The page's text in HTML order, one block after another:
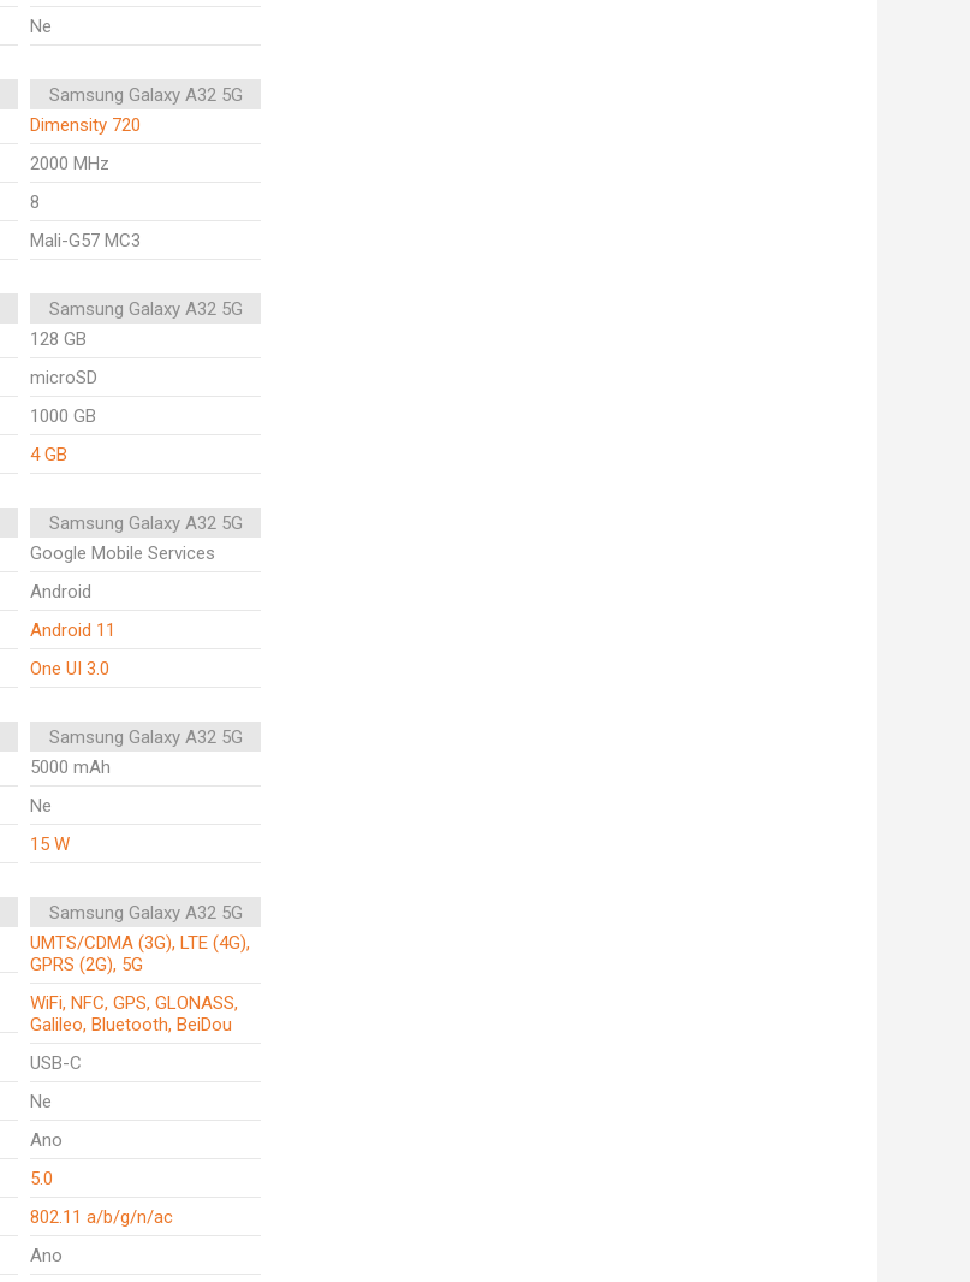
Ne
Samsung Galaxy A32 5G
Dimensity 720
2000 MHz
8
Mali-G57 MC3
Samsung Galaxy A32 5G
128 GB
microSD
1000 GB
4 GB
Samsung Galaxy A32 5G
Google Mobile Services
Android
Android 11
One UI 3.0
Samsung Galaxy A32 5G
5000 mAh
Ne
15 W
Samsung Galaxy A32 5G
UMTS/CDMA (3G), LTE (4G),
GPRS (2G), 5G
WiFi, NFC, GPS, GLONASS,
Galileo, Bluetooth, BeiDou
USB-C
Ne
Ano
5.0
802.11 a/b/g/n/ac
Ano